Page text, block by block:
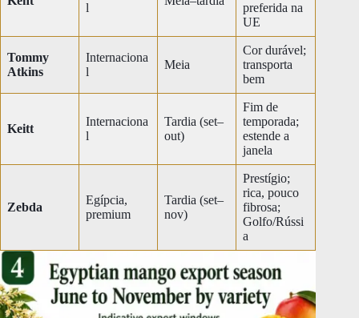
l
preferida na
UE
Tommy
Atkins
Internaciona
l
Meia
Cor durável;
transporta
bem
Keitt
Internaciona
l
Tardia (set–
out)
Fim de
temporada;
estende a
janela
Zebda
Egípcia,
premium
Tardia (set–
nov)
Prestígio;
rica, pouco
fibrosa;
Golfo/Rússi
a